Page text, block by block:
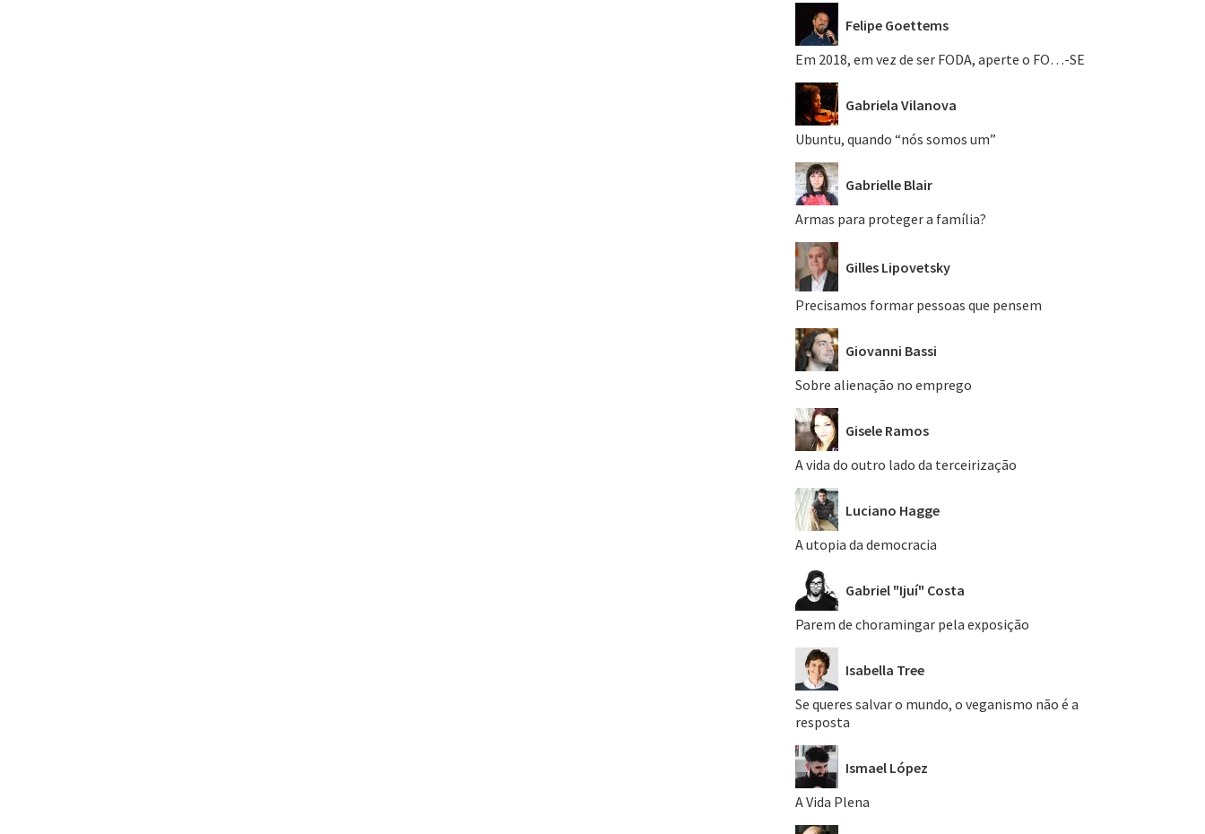
Felipe Goettems
Em 2018, em vez de ser FODA, aperte o FO…-SE
Gabriela Vilanova
Ubuntu, quando “nós somos um”
Gabrielle Blair
Armas para proteger a família?
Gilles Lipovetsky
Precisamos formar pessoas que pensem
Giovanni Bassi
Sobre alienação no emprego
Gisele Ramos
A vida do outro lado da terceirização
Luciano Hagge
A utopia da democracia
Gabriel "Ijuí" Costa
Parem de choramingar pela exposição
Isabella Tree
Se queres salvar o mundo, o veganismo não é a
resposta
Ismael López
A Vida Plena